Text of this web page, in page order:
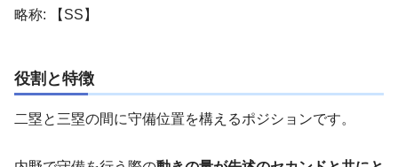
略称: 【SS】
役割と特徴
二塁と三塁の間に守備位置を構えるポジションです。